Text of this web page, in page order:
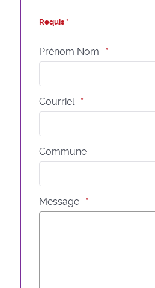
Requis *
Prénom Nom
Courriel
Commune
Message